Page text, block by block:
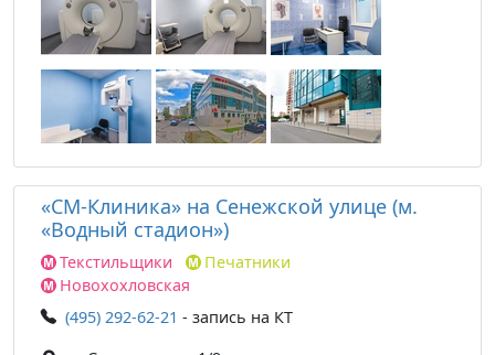
«СМ-Клиника» на Сенежской улице (м.
«Водный стадион»)
Текстильщики
Печатники
Новохохловская
(495) 292-62-21 - запись на КТ